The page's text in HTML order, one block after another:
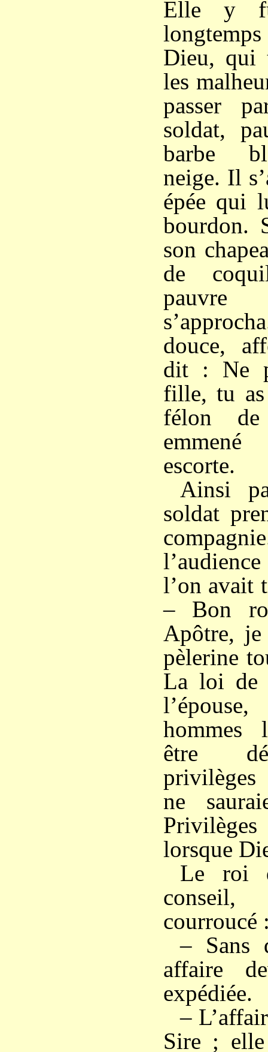
Elle y
Dieu, qui
les
passer
soldat,
barbe
neige. Il
épée qui
bourdon.
son
de
douce,
dit : Ne
fille, tu
félon
escorte.
Ainsi
soldat
l’on avait
– Bon
Apôtre, je
pèlerine
La loi de
hommes
être
ne
lorsque
Le roi
courroucé
– Sans
affaire
expédiée.
–
Sire ;